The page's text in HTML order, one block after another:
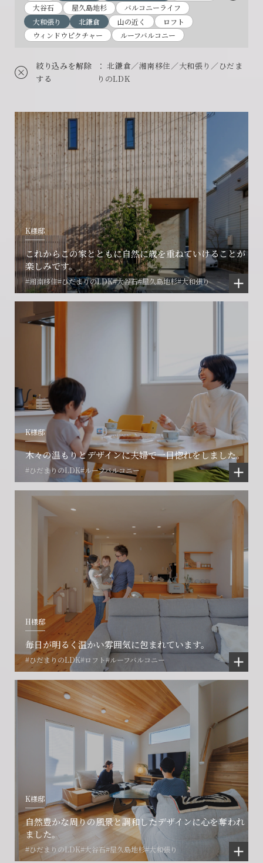
大谷石
屋久島地杉
バルコニーライフ
大和張り
北鎌倉 山の近く
ロフト
ウィンドウピクチャー
ルーフバルコニー
絞り込みを解除
する
： 北鎌倉／湘南移住／大和張り／ひだま
りのLDK
K様邸
これからこの家とともに自然に歳を重ねていけることが
楽しみです。
#湘南移住#ひだまりのLDK#大谷石#屋久島地杉#大和張り
K様邸
木々の温もりとデザインに夫婦で一目惚れをしました。
#ひだまりのLDK#ルーフバルコニー
H様邸
毎日が明るく温かい雰囲気に包まれています。
#ひだまりのLDK#ロフト#ルーフバルコニー
K様邸
自然豊かな周りの風景と調和したデザインに心を奪われ
ました。
#ひだまりのLDK#大谷石#屋久島地杉#大和張り